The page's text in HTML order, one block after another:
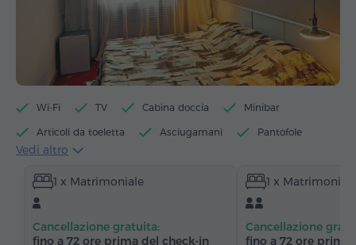
Wi-Fi TV Cabina doccia Minibar
Articoli da toeletta Asciugamani Pantofole
Asciugacapelli
Armadio/Guardaroba Sedia
Canali satellitari Frigorifero
Vedi altro
1 x Matrimoniale
Cancellazione gratuita:
fino a 72 ore prima del check‑in
1 x Matrimoniale
Cancellazione
fino a 72 ore prima